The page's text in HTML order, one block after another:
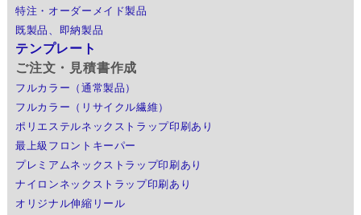
特注・オーダーメイド製品
既製品、即納製品
テンプレート
ご注文・見積書作成
フルカラー（通常製品）
フルカラー（リサイクル繊維）
ポリエステルネックストラップ印刷あり
最上級フロントキーパー
プレミアムネックストラップ印刷あり
ナイロンネックストラップ印刷あり
オリジナル伸縮リール